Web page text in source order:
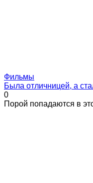
Фильмы
Была отличницей, а
0
Порой попадаются в